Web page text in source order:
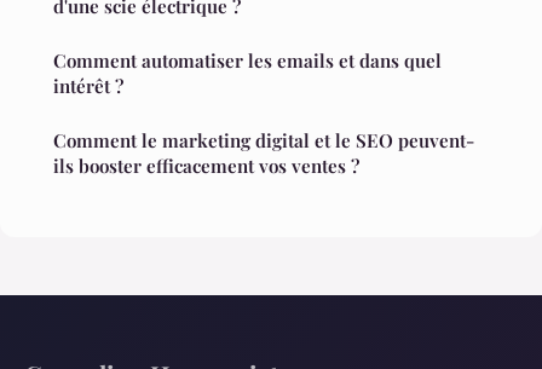
d'une scie électrique ?
Comment automatiser les emails et dans quel
intérêt ?
Comment le marketing digital et le SEO peuvent-
ils booster efficacement vos ventes ?